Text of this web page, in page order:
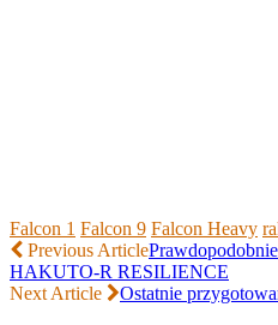
Falcon 1 Falcon 9 Falcon Heavy
Previous Article
HAKUTO-R RESILIENCE
Next Article
Ostatnie